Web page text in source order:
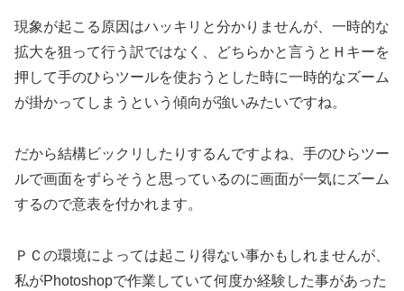
現象が起こる原因はハッキリと分かりませんが、一時的な
拡大を狙って行う訳ではなく、どちらかと言うとＨキーを
押して手のひらツールを使おうとした時に一時的なズーム
が掛かってしまうという傾向が強いみたいですね。
だから結構ビックリしたりするんですよね、手のひらツー
ルで画面をずらそうと思っているのに画面が一気にズーム
するので意表を付かれます。
ＰＣの環境によっては起こり得ない事かもしれませんが、
私がPhotoshopで作業していて何度か経験した事があった